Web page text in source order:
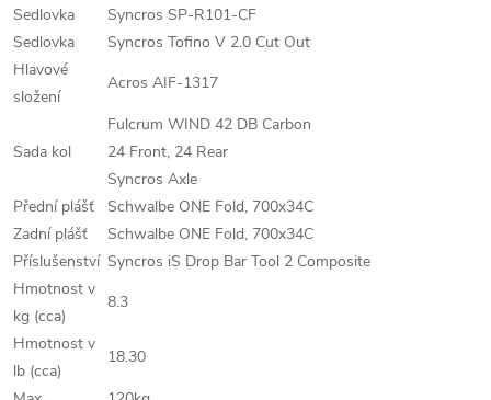
Sedlovka
Syncros SP-R101-CF
Sedlovka
Syncros Tofino V 2.0 Cut Out
Hlavové
složení
Acros AIF-1317
Sada kol
Fulcrum WIND 42 DB Carbon
24 Front, 24 Rear
Syncros Axle
Přední plášť
Schwalbe ONE Fold, 700x34C
Zadní plášť
Schwalbe ONE Fold, 700x34C
Příslušenství Syncros iS Drop Bar Tool 2 Composite
Hmotnost v
kg (cca)
8.3
Hmotnost v
lb (cca)
18.30